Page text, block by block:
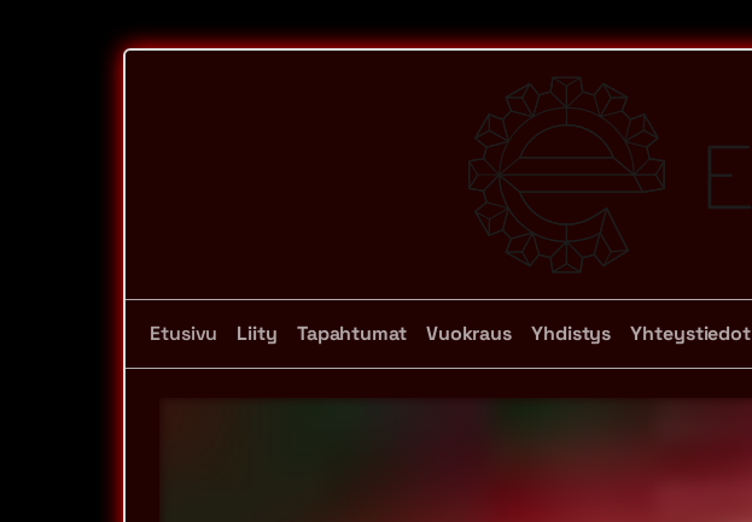
Etusivu Liity Tapahtumat Vuokraus Yhdistys Yhteystiedot